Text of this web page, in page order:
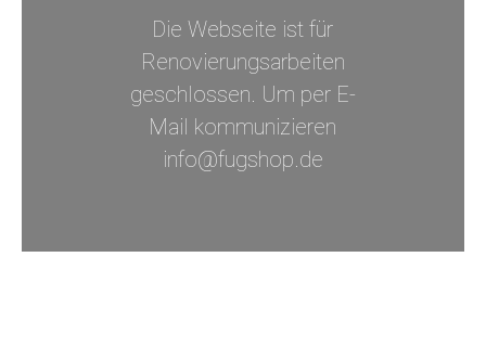
Die Webseite ist für
Renovierungsarbeiten
geschlossen. Um per E-
Mail kommunizieren
info@fugshop.de